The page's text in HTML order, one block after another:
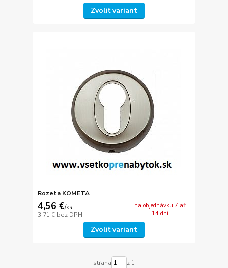
Zvoliť variant
Rozeta KOMETA
4,56 €/ks
3,71 € bez DPH
na objednávku 7 až
14 dní
Zvoliť variant
strana z 1